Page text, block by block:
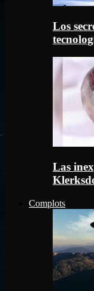
Los
Las
Complots